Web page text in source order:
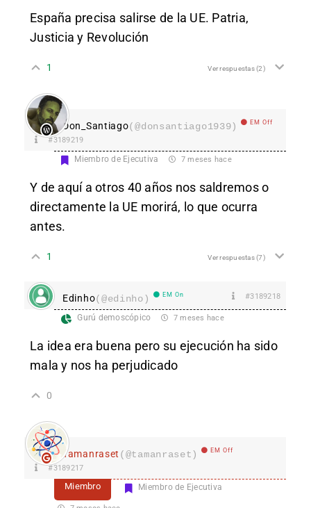
España precisa salirse de la UE. Patria,
Justicia y Revolución
1 Ver respuestas(2)
Don_Santiago(@donsantiago1939) EM Off
#3189219
Miembro de Ejecutiva 7 meses hace
Y de aquí a otros 40 años nos saldremos o
directamente la UE morirá, lo que ocurra
antes.
1 Ver respuestas(7)
Edinho(@edinho) EM On #3189218
Gurú demoscópico 7 meses hace
La idea era buena pero su ejecución ha sido
mala y nos ha perjudicado
0
Tamanraset (@tamanraset) EM Off
#3189217
Miembro Miembro de Ejecutiva